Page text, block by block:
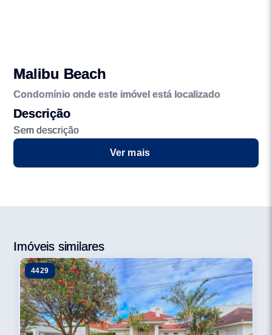
Malibu Beach
Condomínio onde este imóvel está localizado
Descrição
Sem descrição
Ver mais
Imóveis similares
4429